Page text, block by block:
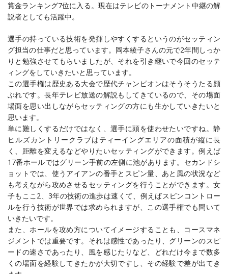
賞金ランキング7位に入る。現在はテレビのトーナメント中継の解
説者としても活躍中。
選手の持っている技術を発揮しやすくするというのがセッティン
グ担当の仕事だと思っています。岡本綾子さんの元で2年間しっか
りと勉強させてもらいましたが、それを引き継いで今回のセッテ
ィングをしていきたいと思っています。
この選手権は歴史ある大会で歴代チャンピオンはそうそうたる顔
ぶれです。長年テレビ放送の解説もしてきているので、その場面
場面を思い出しながらセッティングの方にも生かしていきたいと
思います。
単に難しくするだけではなく、選手に頭を使わせたいですね。静
ヒルズカントリークラブはティーイングエリアの面積が縦に長
く、距離を変えるなどやりたいセッティングができます。例えば
17番ホールではグリーン手前の左側に池があります。セカンドシ
ョットでは、使うアイアンの番手とスピン量、あと風の状況など
も考えながら攻めさせるセッティングを行うことができます。女
子もここ2、3年の技術の進歩は速くて、例えばスピンコントロー
ルを行う技術が世界では求められますが、この選手権でも問いて
いきたいです。
また、ホールを攻め方についてイメージすることも、コースマネ
ジメントでは重要です。それは感性であったり、グリーンのスピ
ードの速さであったり、風を感じたりなど、どれだけ今まで数多
くの場面を経験してきたかが大切ですし、その経験で差が出てき